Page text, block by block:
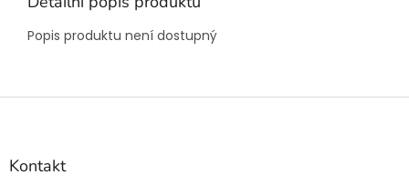
Popis produktu není dostupný
Z
Kontakt